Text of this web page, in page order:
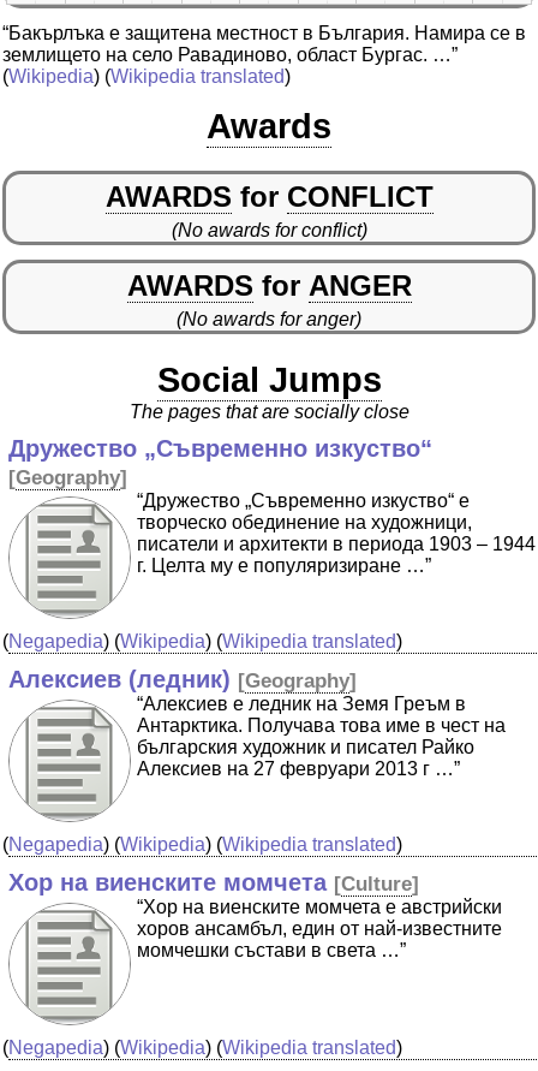
“Бакърлъка е защитена местност в България. Намира се в
землището на село Равадиново, област Бургас. …”
(Wikipedia) (Wikipedia translated)
Awards
AWARDS for CONFLICT
(No awards for conflict)
AWARDS for ANGER
(No awards for anger)
Social Jumps
The pages that are socially close
Дружество „Съвременно изкуство“
[Geography]
“Дружество „Съвременно изкуство“ е
творческо обединение на художници,
писатели и архитекти в периода 1903 – 1944
г. Целта му е популяризиране …”
(Negapedia) (Wikipedia) (Wikipedia translated)
Алексиев (ледник) [Geography]
“Алексиев е ледник на Земя Греъм в
Антарктика. Получава това име в чест на
българския художник и писател Райко
Алексиев на 27 февруари 2013 г …”
(Negapedia) (Wikipedia) (Wikipedia translated)
Хор на виенските момчета [Culture]
“Хор на виенските момчета e австрийски
хоров ансамбъл, един от най-известните
момчешки състави в света …”
(Negapedia) (Wikipedia) (Wikipedia translated)